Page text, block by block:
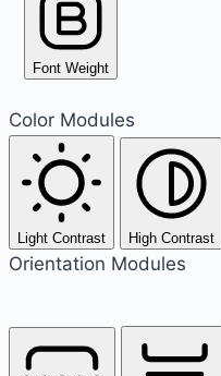
Font Weight
Color Modules
Light Contrast High Contrast
Orientation Modules